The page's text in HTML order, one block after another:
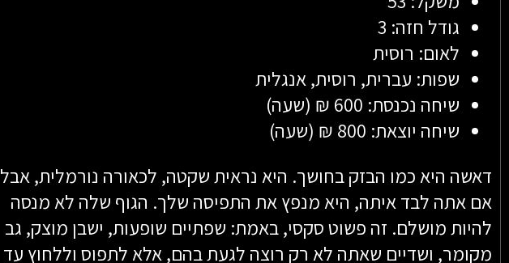
גודל חזה: 3
לאום: רוסית
שפות: עברית, רוסית, אנגלית
שיחה נכנסת: 600 ₪ (שעה)
שיחה יוצאת: 800 ₪ (שעה)
דאשה היא כמו הבזק בחושך. היא נראית שקטה, לכאורה נורמלית, אבל
אם אתה לבד איתה, היא מנפץ את התפיסה שלך. הגוף שלה לא מנסה
להיות מושלם. זה פשוט סקסי, באמת: שפתיים שופעות, ישבן מוצק, גב
מקומר, ושדיים שאתה לא רק רוצה לגעת בהם, אלא לתפוס וללחוץ עד